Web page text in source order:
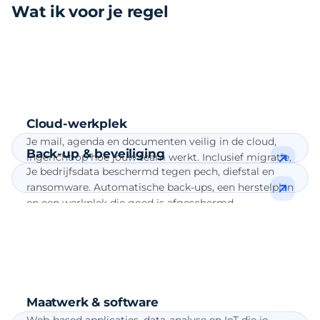
About
Wat ik voor je regel
Cloud-werkplek
Je mail, agenda en documenten veilig in de cloud,
ingericht op hoe jouw team werkt. Inclusief migratie,
licentieadvies en uitleg in gewone taal.
Back-up & beveiliging
Je bedrijfsdata beschermd tegen pech, diefstal en
ransomware. Automatische back-ups, een herstelplan
en een werkplek die goed is afgeschermd.
Maatwerk & software